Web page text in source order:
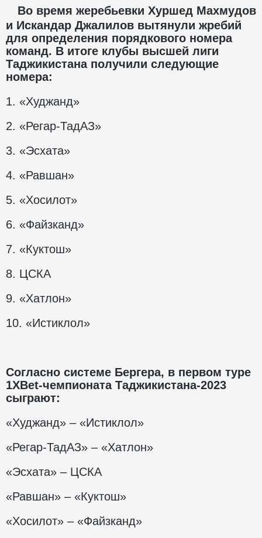
Во время жеребьевки Хуршед Махмудов
и Искандар Джалилов вытянули жребий
для определения порядкового номера
команд. В итоге клубы высшей лиги
Таджикистана получили следующие
номера:
1. «Худжанд»
2. «Регар-ТадАЗ»
3. «Эсхата»
4. «Равшан»
5. «Хосилот»
6. «Файзканд»
7. «Куктош»
8. ЦСКА
9. «Хатлон»
10. «Истиклол»
Согласно системе Бергера, в первом туре
1XBet-чемпионата Таджикистана-2023
сыграют:
«Худжанд» – «Истиклол»
«Регар-ТадАЗ» – «Хатлон»
«Эсхата» – ЦСКА
«Равшан» – «Куктош»
«Хосилот» – «Файзканд»